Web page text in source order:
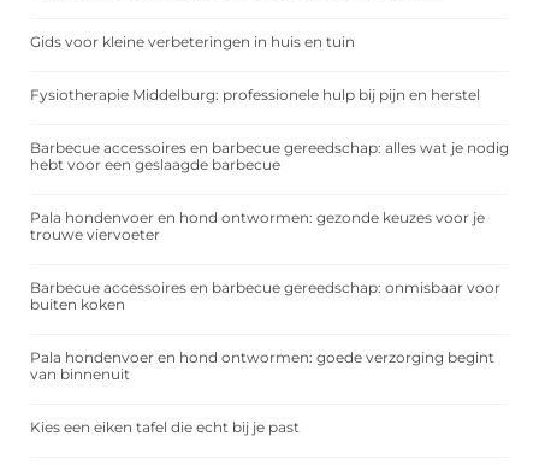
Gids voor kleine verbeteringen in huis en tuin
Fysiotherapie Middelburg: professionele hulp bij pijn en herstel
Barbecue accessoires en barbecue gereedschap: alles wat je nodig
hebt voor een geslaagde barbecue
Pala hondenvoer en hond ontwormen: gezonde keuzes voor je
trouwe viervoeter
Barbecue accessoires en barbecue gereedschap: onmisbaar voor
buiten koken
Pala hondenvoer en hond ontwormen: goede verzorging begint
van binnenuit
Kies een eiken tafel die echt bij je past